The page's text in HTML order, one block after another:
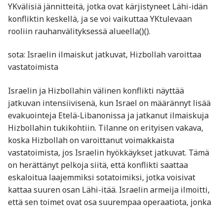
YKvälisiä jännitteitä, jotka ovat kärjistyneet Lähi-idän
konfliktin keskellä, ja se voi vaikuttaa YKtulevaan
rooliin rauhanvälityksessä alueella​()​().
sota: Israelin ilmaiskut jatkuvat, Hizbollah varoittaa
vastatoimista
Israelin ja Hizbollahin välinen konflikti näyttää
jatkuvan intensiivisenä, kun Israel on määrännyt lisää
evakuointeja Etelä-Libanonissa ja jatkanut ilmaiskuja
Hizbollahin tukikohtiin. Tilanne on erityisen vakava,
koska Hizbollah on varoittanut voimakkaista
vastatoimista, jos Israelin hyökkäykset jatkuvat. Tämä
on herättänyt pelkoja siitä, että konflikti saattaa
eskaloitua laajemmiksi sotatoimiksi, jotka voisivat
kattaa suuren osan Lähi-itää. Israelin armeija ilmoitti,
että sen toimet ovat osa suurempaa operaatiota, jonka